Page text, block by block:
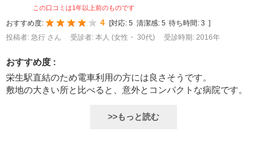
この口コミは1年以上前のものです
おすすめ度: 4 [対応: 5 清潔感: 5 待ち時間: 3 ]
投稿者: 急行 さん
受診者: 本人 (女性・ 30代) 受診時期: 2016年
おすすめ度 :
栄生駅直結のため電車利用の方には良さそうです。
敷地の大きい所と比べると、意外とコンパクトな病院です。
>>もっと読む